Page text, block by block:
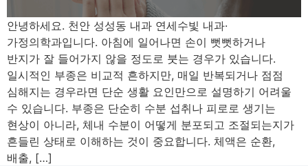
안녕하세요. 천안 성성동 내과 연세수빛 내과·
가정의학과입니다. 아침에 일어나면 손이 뻣뻣하거나
반지가 잘 들어가지 않을 정도로 붓는 경우가 있습니다.
일시적인 부종은 비교적 흔하지만, 매일 반복되거나 점점
심해지는 경우라면 단순 생활 요인만으로 설명하기 어려울
수 있습니다. 부종은 단순히 수분 섭취나 피로로 생기는
현상이 아니라, 체내 수분이 어떻게 분포되고 조절되는지가
흔들린 상태로 이해하는 것이 중요합니다. 체액은 순환,
배출, […]